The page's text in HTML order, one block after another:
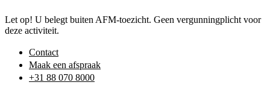
Let op! U belegt buiten AFM-toezicht. Geen vergunningplicht voor
deze activiteit.
Contact
Maak een afspraak
+31 88 070 8000